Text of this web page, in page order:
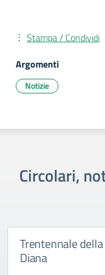
Stampa / Condividi
Argomenti
Notizie
Circolari,
Trentennale
Diana